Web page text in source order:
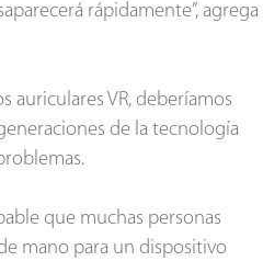
rápidamente”, agrega
auriculares VR, deberíamos
de la tecnología
que muchas personas
mano para un dispositivo